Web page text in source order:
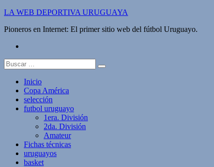
Saltar
contenido
LA WEB DEPORTIVA URUGUAYA
Pioneros en Internet: El primer sitio web del fútbol Uruguayo.
Buscar:
Inicio
Copa América
selección
futbol uruguayo
1era. División
2da. División
Amateur
Fichas técnicas
uruguayos
basket